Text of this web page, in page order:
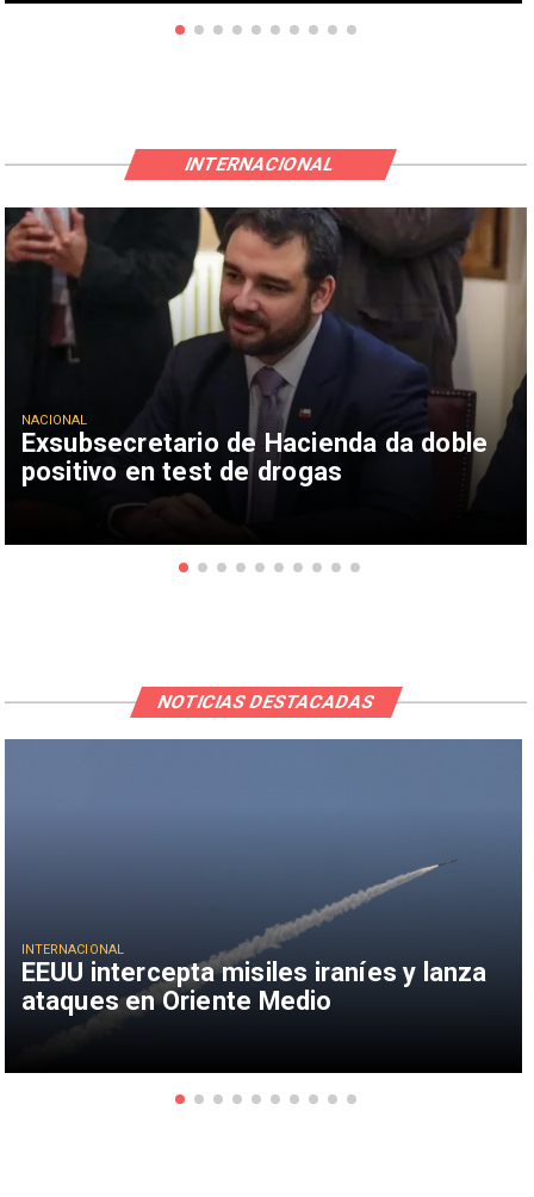
Exsubsecretario de Hacienda da doble
positivo en test de drogas
NACIONAL
INTERNACIONAL
EEUU intercepta misiles iraníes y lanza
ataques en Oriente Medio
INTERNACIONAL
NOTICIAS DESTACADAS